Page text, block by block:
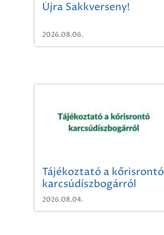
Újra Sakkverseny!
2026.08.06.
Tájékoztató a kőrisrontó
karcsúdíszbogárról
2026.08.04.